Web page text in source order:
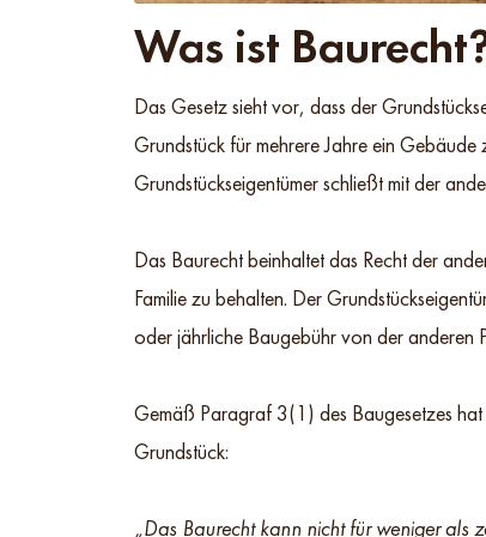
Was ist
Das Gesetz sieht vor, dass der
Grundstück für mehrere Jahre ein
Grundstückseigentümer schließt mit der
Das Baurecht beinhaltet das Recht der
Familie zu behalten. Der
oder jährliche Baugebühr von der anderen
Gemäß Paragraf 3(1) des Baugesetzes
Grundstück:
„Das Baurecht kann nicht für weniger als